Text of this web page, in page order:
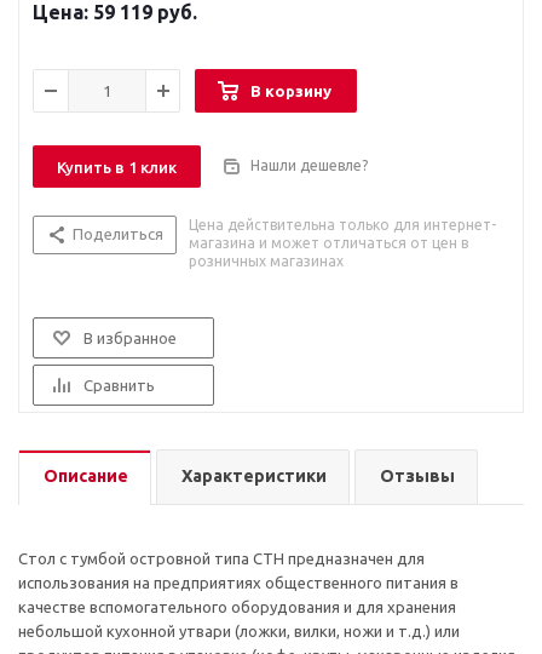
59 119 руб.
В корзину
Купить в 1 клик Нашли дешевле?
Поделиться
Цена действительна только для интернет-
магазина и может отличаться от цен в
розничных магазинах
В избранное
Сравнить
Описание Характеристики Отзывы
Стол с тумбой островной типа СТН предназначен для
использования на предприятиях общественного питания в
качестве вспомогательного оборудования и для хранения
небольшой кухонной утвари (ложки, вилки, ножи и т.д.) или